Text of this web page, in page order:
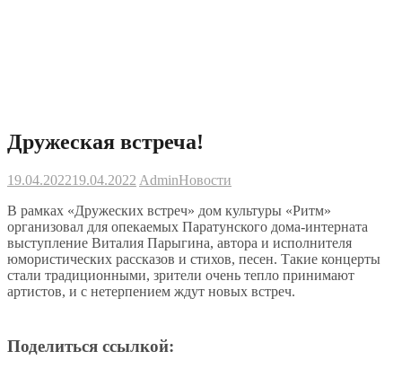
Дружеская встреча!
19.04.202219.04.2022 AdminНовости
В рамках «Дружеских встреч» дом культуры «Ритм»
организовал для опекаемых Паратунского дома-интерната
выступление Виталия Парыгина, автора и исполнителя
юмористических рассказов и стихов, песен. Такие концерты
стали традиционными, зрители очень тепло принимают
артистов, и с нетерпением ждут новых встреч.
Поделиться ссылкой: